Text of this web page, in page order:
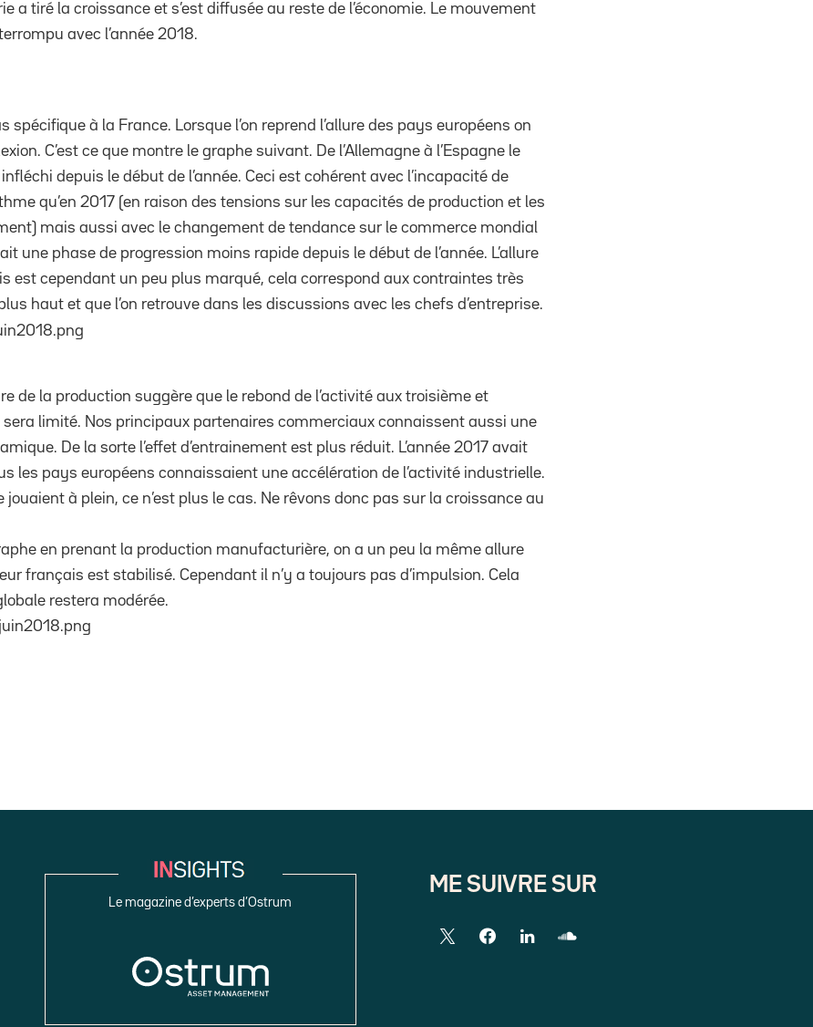
a tiré la croissance et s’est diffusée au reste de l’économie. Le mouvement
avec l’année 2018.
spécifique à la France. Lorsque l’on reprend l’allure des pays européens on
C’est ce que montre le graphe suivant. De l’Allemagne à l’Espagne le
depuis le début de l’année. Ceci est cohérent avec l’incapacité de
qu’en 2017 (en raison des tensions sur les capacités de production et les
mais aussi avec le changement de tendance sur le commerce mondial
une phase de progression moins rapide depuis le début de l’année. L’allure
est cependant un peu plus marqué, cela correspond aux contraintes très
haut et que l’on retrouve dans les discussions avec les chefs d’entreprise.
de la production suggère que le rebond de l’activité aux troisième et
limité. Nos principaux partenaires commerciaux connaissent aussi une
De la sorte l’effet d’entrainement est plus réduit. L’année 2017 avait
les pays européens connaissaient une accélération de l’activité industrielle.
jouaient à plein, ce n’est plus le cas. Ne rêvons donc pas sur la croissance au
en prenant la production manufacturière, on a un peu la même allure
français est stabilisé. Cependant il n’y a toujours pas d’impulsion. Cela
restera modérée.
Le magazine d’experts d’Ostrum
ME SUIVRE SUR